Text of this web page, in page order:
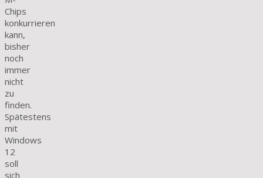
Chips
konkurrieren
kann,
bisher
noch
immer
nicht
zu
finden.
Spätestens
mit
Windows
12
soll
sich